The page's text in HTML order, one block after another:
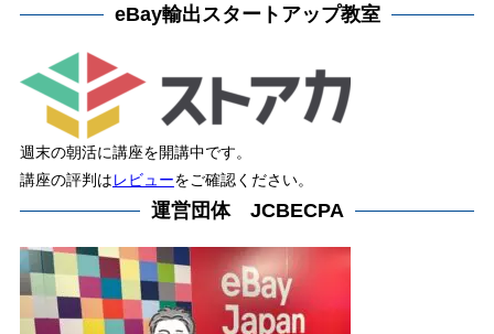
eBay輸出スタートアップ教室
週末の朝活に講座を開講中です。
講座の評判はレビューをご確認ください。
運営団体 JCBECPA